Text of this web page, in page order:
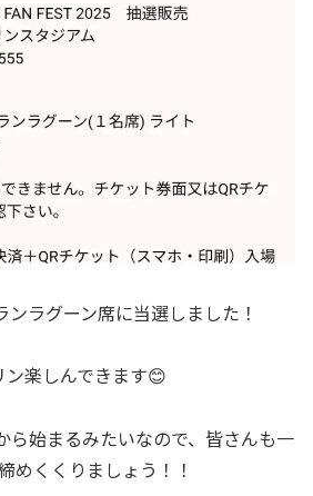
ラグーン席に当選しました！
楽しんできます😊
ら始まるみたいなので、皆さんも一
めくくりましょう！！